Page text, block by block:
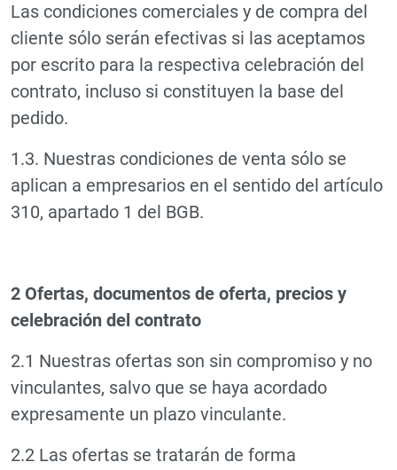
Las condiciones comerciales y de compra del
cliente sólo serán efectivas si las aceptamos
por escrito para la respectiva celebración del
contrato, incluso si constituyen la base del
pedido.
1.3. Nuestras condiciones de venta sólo se
aplican a empresarios en el sentido del artículo
310, apartado 1 del BGB.
2 Ofertas, documentos de oferta, precios y
celebración del contrato
2.1 Nuestras ofertas son sin compromiso y no
vinculantes, salvo que se haya acordado
expresamente un plazo vinculante.
2.2 Las ofertas se tratarán de forma